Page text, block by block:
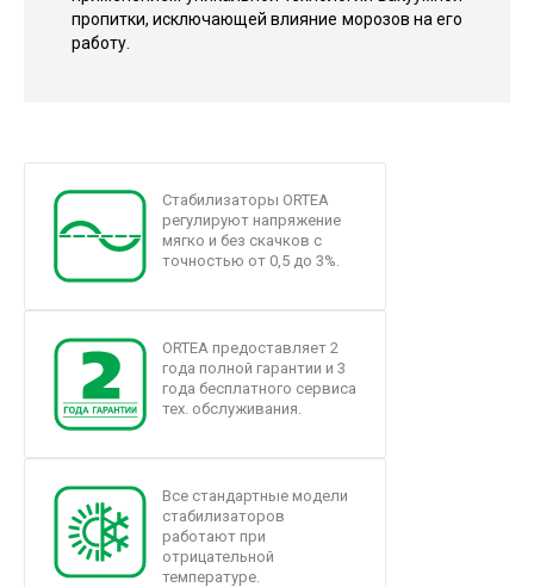
пропитки, исключающей влияние морозов на его
работу.
Стабилизаторы ORTEA
регулируют напряжение
мягко и без скачков с
точностью от 0,5 до 3%.
ORTEA предоставляет 2
года полной гарантии и 3
года бесплатного сервиса
тех. обслуживания.
Все стандартные модели
стабилизаторов
работают при
отрицательной
температуре.